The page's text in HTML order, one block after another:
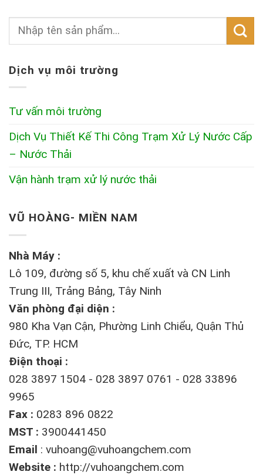
Dịch vụ môi trường
Tư vấn môi trường
Dịch Vụ Thiết Kế Thi Công Trạm Xử Lý Nước Cấp
– Nước Thải
Vận hành trạm xử lý nước thải
VŨ HOÀNG- MIỀN NAM
Nhà Máy :
Lô 109, đường số 5, khu chế xuất và CN Linh
Trung III, Trảng Bảng, Tây Ninh
Văn phòng đại diện :
980 Kha Vạn Cận, Phường Linh Chiểu, Quận Thủ
Đức, TP. HCM
Điện thoại :
028 3897 1504 - 028 3897 0761 - 028 33896
9965
Fax : 0283 896 0822
MST : 3900441450
Email : vuhoang@vuhoangchem.com
Website : http://vuhoangchem.com